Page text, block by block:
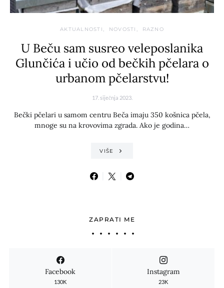
AKTUALNOSTI NOVOSTI RAZNO
U Beču sam susreo veleposlanika
Glunčića i učio od bečkih pčelara o
urbanom pčelarstvu!
17. siječnja 2023.
Bečki pčelari u samom centru Beča imaju 350 košnica pčela,
mnoge su na krovovima zgrada. Ako je godina…
VIŠE
ZAPRATI ME
Facebook
130K
Instagram
23K